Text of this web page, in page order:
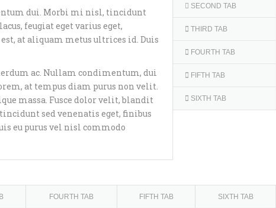
SECOND TAB
THIRD TAB
FOURTH TAB
FIFTH TAB
SIXTH TAB
dui. Morbi mi nisl, tincidunt
feugiat eget varius eget,
at aliquam metus ultrices id. Duis
ac. Nullam condimentum, dui
at tempus diam purus non velit.
massa. Fusce dolor velit, blandit
sed venenatis eget, finibus
eu purus vel nisl commodo
FOURTH TAB FIFTH TAB SIXTH TAB